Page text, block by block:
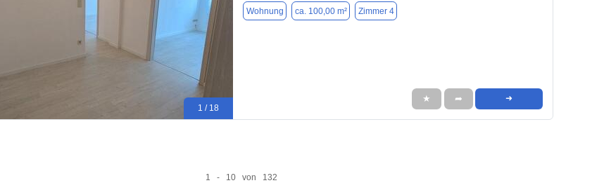
1 / 18
Wohnung ca. 100,00 m² Zimmer 4
★ ➦ ➜
1 - 10 von 132